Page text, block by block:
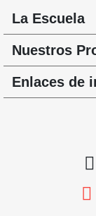
La Escuela
Nuestros
Enlaces de